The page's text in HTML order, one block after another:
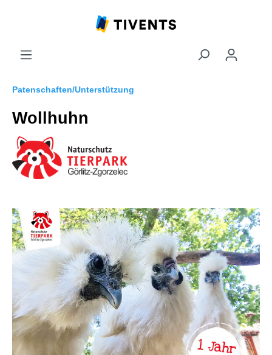
Patenschaften/Unterstützung
Wollhuhn